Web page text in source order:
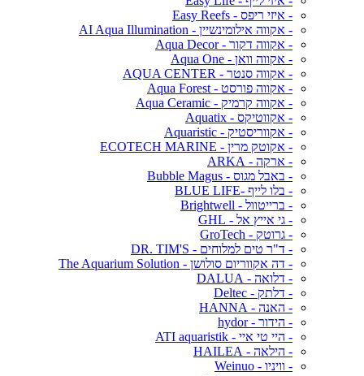
- איזי ריפס - Easy Reefs
- אקווה אילומינשיין - AI Aqua Illumination
- אקווה דקור - Aqua Decor
- אקווה וואן - Aqua One
- אקווה סנטר - AQUA CENTER
- אקווה פורסט - Aqua Forest
- אקווה קרמיק - Aqua Ceramic
- אקווטיקס - Aquatix
- אקווריסטיק - Aquaristic
- אקוטק מרין - ECOTECH MARINE
- ארקה - ARKA
- באבל מגוס - Bubble Magus
- בלו לייף -BLUE LIFE
- ברייטוול - Brightwell
- גי אייץ אל - GHL
- גרוטק - GroTech
- ד"ר טים למלוחים - DR. TIM'S
- דה אקווריום סולושן - The Aquarium Solution
- דלואה - DALUA
- דלתק - Deltec
- האנה - HANNA
- הידור - hydor
- היי טי איי - ATI aquaristik
- הילאה - HAILEA
- וויניו - Weinuo